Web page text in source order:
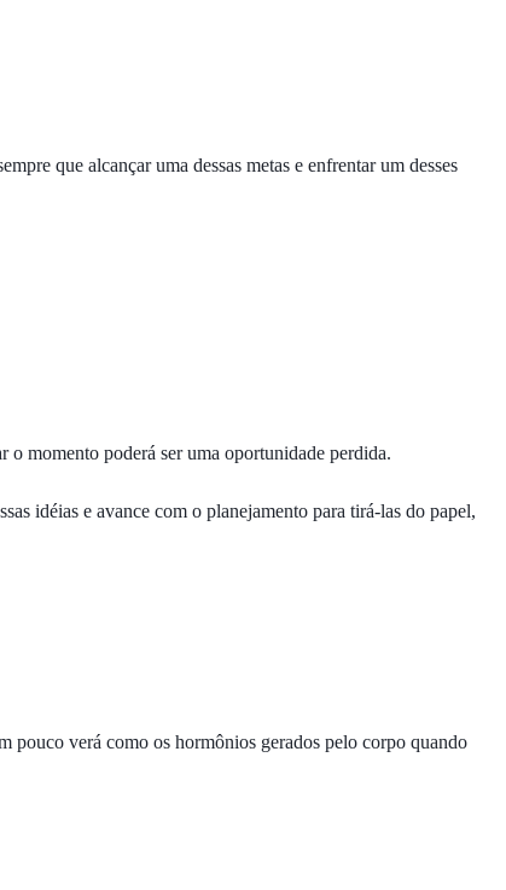
que alcançar uma dessas metas e enfrentar um desses
o momento poderá ser uma oportunidade perdida.
idéias e avance com o planejamento para tirá-las do papel,
pouco verá como os hormônios gerados pelo corpo quando